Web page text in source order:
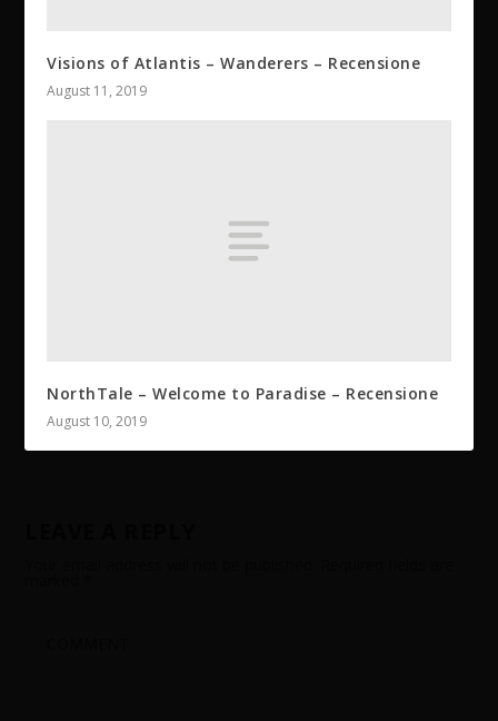
Visions of Atlantis – Wanderers – Recensione
August 11, 2019
NorthTale – Welcome to Paradise – Recensione
August 10, 2019